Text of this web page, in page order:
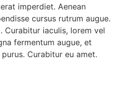
imperdiet. Aenean
cursus rutrum augue.
Curabitur iaculis, lorem vel
fermentum augue, et
Curabitur eu amet.